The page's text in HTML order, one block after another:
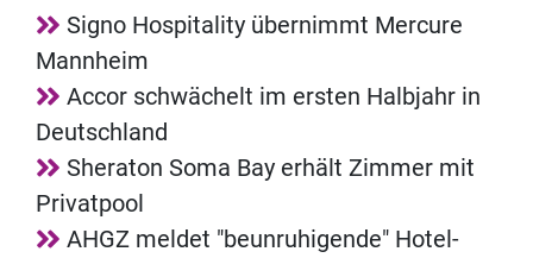
Signo Hospitality übernimmt Mercure
Mannheim
Accor schwächelt im ersten Halbjahr in
Deutschland
Sheraton Soma Bay erhält Zimmer mit
Privatpool
AHGZ meldet "beunruhigende" Hotel-